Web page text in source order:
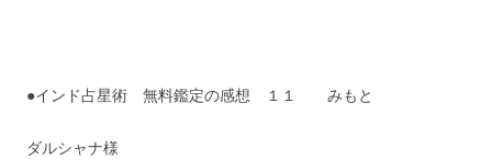
●インド占星術 無料鑑定の感想 １１ みもと
ダルシャナ様